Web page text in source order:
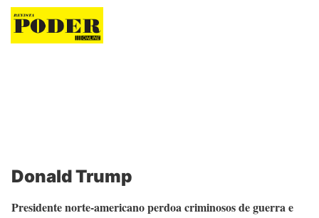
Revista Poder
Donald Trump
Presidente norte-americano perdoa criminosos de guerra e